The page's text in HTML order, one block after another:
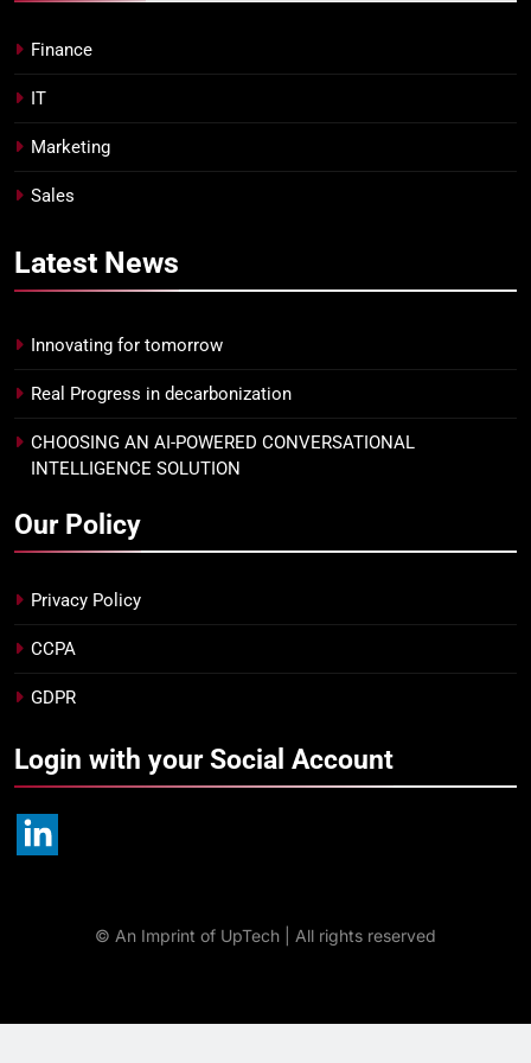
Finance
IT
Marketing
Sales
Latest News
Innovating for tomorrow
Real Progress in decarbonization
CHOOSING AN AI-POWERED CONVERSATIONAL
INTELLIGENCE SOLUTION
Our Policy
Privacy Policy
CCPA
GDPR
Login with your Social Account